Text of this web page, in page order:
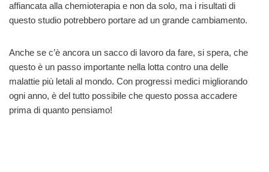
affiancata alla chemioterapia e non da solo, ma i risultati di
questo studio potrebbero portare ad un grande cambiamento.
Anche se c’è ancora un sacco di lavoro da fare, si spera, che
questo è un passo importante nella lotta contro una delle
malattie più letali al mondo. Con progressi medici migliorando
ogni anno, è del tutto possibile che questo possa accadere
prima di quanto pensiamo!